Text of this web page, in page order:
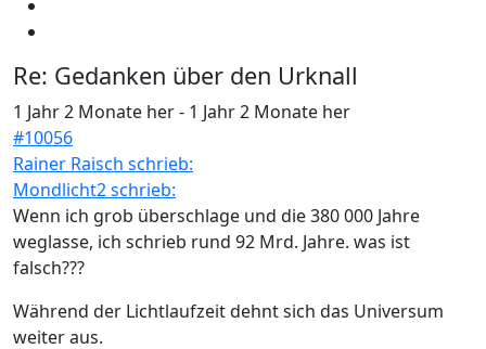
Re: Gedanken über den Urknall
1 Jahr 2 Monate her- 1 Jahr 2 Monate her
#10056
Rainer Raisch schrieb:
Mondlicht2 schrieb:
Wenn ich grob überschlage und die 380 000 Jahre
weglasse, ich schrieb rund 92 Mrd. Jahre. was ist
falsch???
Während der Lichtlaufzeit dehnt sich das Universum
weiter aus.